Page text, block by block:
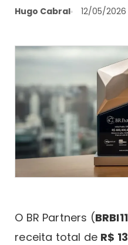
Hugo Cabral 12/05/2026
O BR Partners (BRBI11
receita total de R$